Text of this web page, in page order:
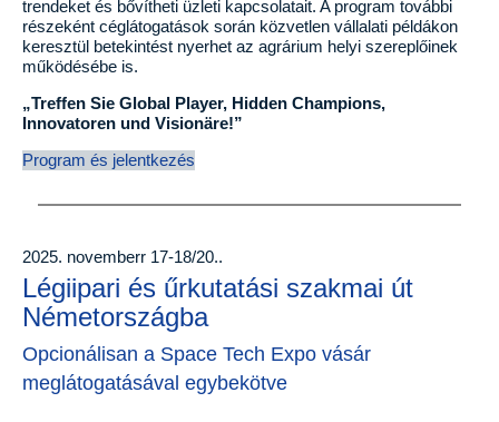
trendeket és bővítheti üzleti kapcsolatait. A program további
részeként céglátogatások során közvetlen vállalati példákon
keresztül betekintést nyerhet az agrárium helyi szereplőinek
működésébe is.
„Treffen Sie Global Player, Hidden Champions,
Innovatoren und Visionäre!”
Program és jelentkezés
2025. novemberr 17-18/20..
Légiipari és űrkutatási szakmai út
Németországba
Opcionálisan a Space Tech Expo vásár
meglátogatásával egybekötve